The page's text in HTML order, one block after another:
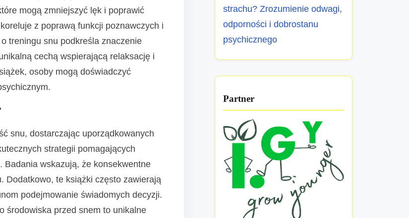
mogą zmniejszyć lęk i poprawić
z poprawą funkcji poznawczych i
treningu snu podkreśla znaczenie
cechą wspierającą relaksację i
osoby mogą doświadczyć
snu, dostarczając uporządkowanych
strategii pomagających
wskazują, że konsekwentne
Dodatkowo, te książki często zawierają
podejmowanie świadomych decyzji.
środowiska przed snem to unikalne
strachu? Zrozumienie odwagi,
odporności i dobrostanu
psychicznego
Partner